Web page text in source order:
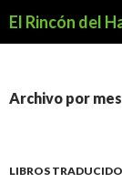
El Rincón del
Archivo por
LIBROS